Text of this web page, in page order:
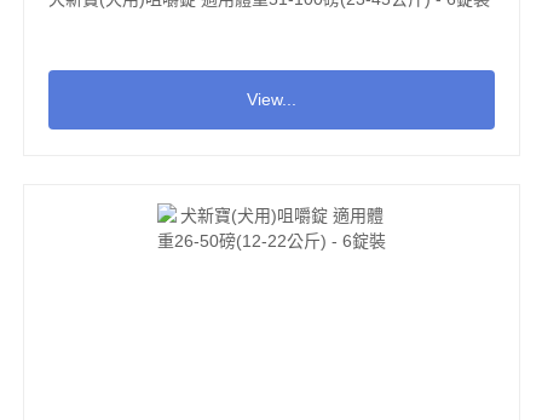
View...